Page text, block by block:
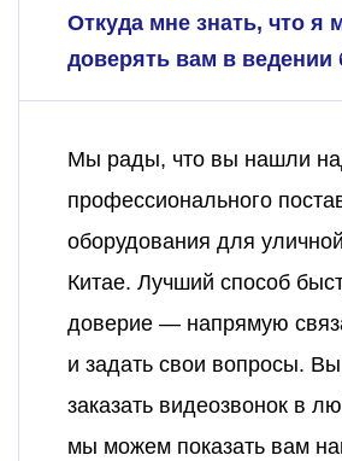
Откуда мне знать, что я
доверять вам в ведении
Мы рады, что вы нашли
профессионального
оборудования для
Китае. Лучший способ
доверие — напрямую
и задать свои вопросы.
заказать видеозвонок в
мы можем показать вам